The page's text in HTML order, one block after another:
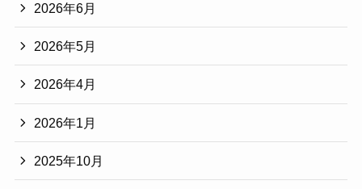
2026年6月
2026年5月
2026年4月
2026年1月
2025年10月